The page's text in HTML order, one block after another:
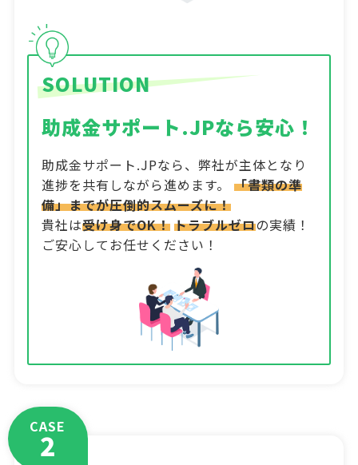
SOLUTION
助成金サポート.JPなら安心！
助成金サポート.JPなら、弊社が主体となり
進捗を共有しながら進めます。 「書類の準
備」までが圧倒的スムーズに！
貴社は受け身でOK！ トラブルゼロの実績！
ご安心してお任せください！
CASE
2